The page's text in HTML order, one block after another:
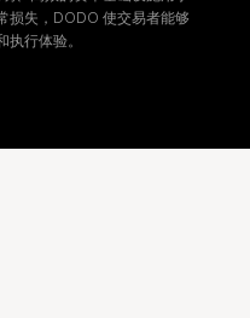
损失，DODO 使交易者能够
行体验。